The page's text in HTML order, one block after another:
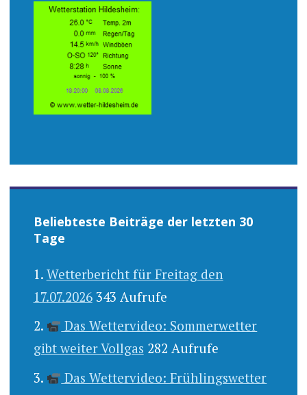
Beliebteste Beiträge der letzten 30
Tage
Wetterbericht für Freitag den
17.07.2026 343 Aufrufe
Das Wettervideo: Sommerwetter
gibt weiter Vollgas 282 Aufrufe
Das Wettervideo: Frühlingswetter